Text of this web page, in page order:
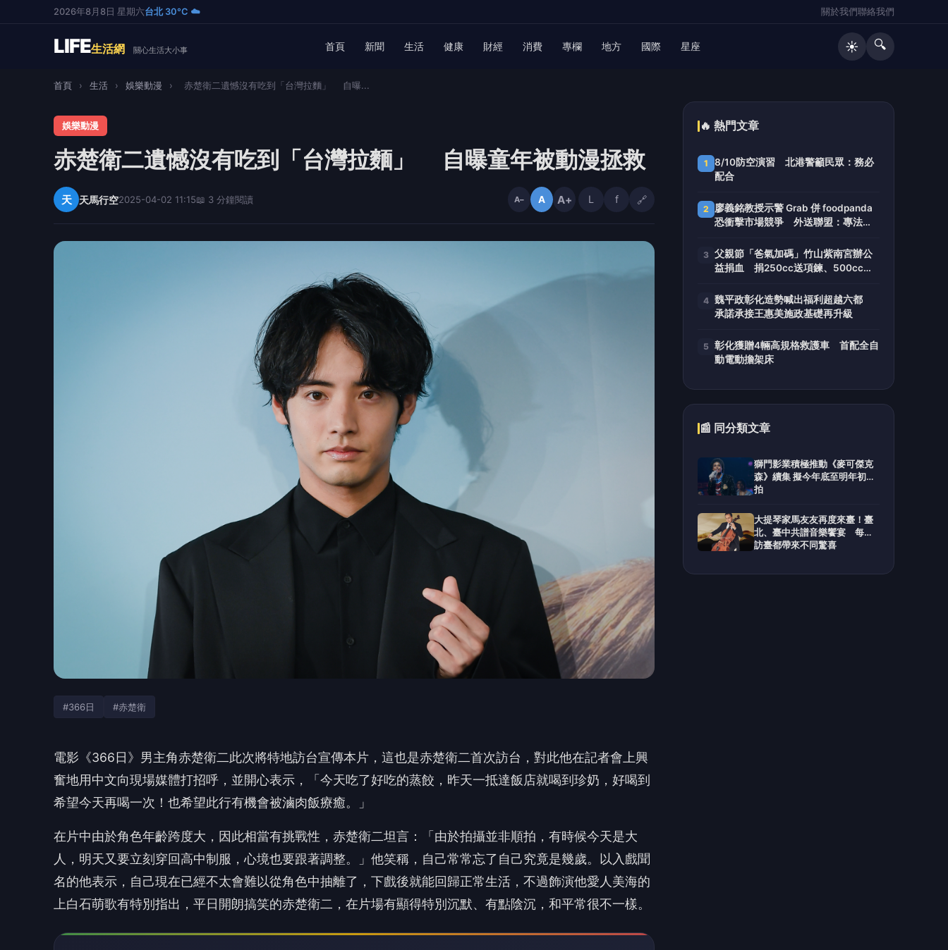
2026年8月8日 星期六台北 30°C ☁️ 關於我們聯絡我們
LIFE生活網 關心生活大小事 首頁 新聞 生活 健康 財經 消費 專欄 地方 國際 星座 ☀️ 🔍
首頁 › 生活 › 娛樂動漫 › 赤楚衛二遺憾沒有吃到「台灣拉麵」 自曝...
娛樂動漫
赤楚衛二遺憾沒有吃到「台灣拉麵」 自曝童年被動漫拯救
天 天馬行空2025-04-02 11:15📖 3 分鐘閱讀 A− A A+ L f 🔗
#366日 #赤楚衛
電影《366日》男主角赤楚衛二此次將特地訪台宣傳本片， 這也是赤楚衛二首次訪台，對此他在記者會上興
奮地用中文向現場媒體打招呼，並開心表示，「今天吃了好吃的蒸餃， 昨天一抵達飯店就喝到珍奶，好喝到
希望今天再喝一次！ 也希望此行有機會被滷肉飯療癒。」
在片中由於角色年齡跨度大 ，因此相當有挑戰性，赤楚衛二坦言：「由於拍攝並非順拍， 有時候今天是大
人，明天又要立刻穿回高中制服，心境也要跟著調整。」他笑稱，自己常常忘了自己究竟是幾歲。 以入戲聞
名的他表示，自己現在已經不太會難以從角色中抽離了， 下戲後就能回歸正常生活， 不過飾演他愛人美海的
上白石萌歌有特別指出， 平日開朗搞笑的赤楚衛二，在片場有顯得特別沉默、有點陰沉， 和平常很不一樣。
🔥 熱門文章
1
8/10防空演習 北港警籲民眾：務必
配合
2
廖義銘教授示警 Grab 併 foodpanda
恐衝擊市場競爭 外送聯盟：專法上
3 父親節「爸氣加碼」竹山紫南宮辦公
益捐血 捐250cc送項鍊、500cc送
4 魏平政彰化造勢喊出福利超越六都
承諾承接王惠美施政基礎再升級
5 彰化獲贈4輛高規格救護車 首配全自
動電動擔架床
📰 同分類文章
獅門影業積極推動《麥可傑克
森》續集 擬今年底至明年初開
拍
大提琴家馬友友再度來臺！臺
北、臺中共譜音樂饗宴 每次
訪臺都帶來不同驚喜